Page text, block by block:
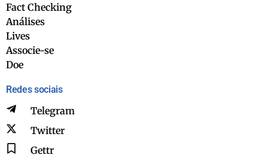
Fact Checking
Análises
Lives
Associe-se
Doe
Redes sociais
Telegram
Twitter
Gettr